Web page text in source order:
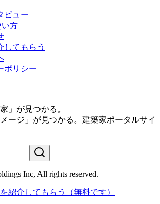
ビュー
方
してもらう
ポリシー
」が見つかる。
ージ」が見つかる。 建築家ポータルサイ
Inc, All rights reserved.
紹介 してもらう （無料です）